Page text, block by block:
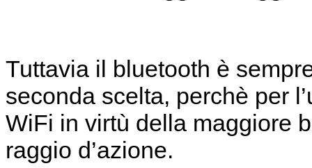
Tuttavia il bluetooth è
seconda scelta, perchè per
WiFi in virtù della maggiore
raggio d’azione.